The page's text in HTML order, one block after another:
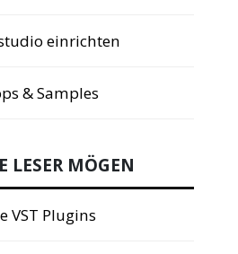
einrichten
& Samples
LESER MÖGEN
VST Plugins